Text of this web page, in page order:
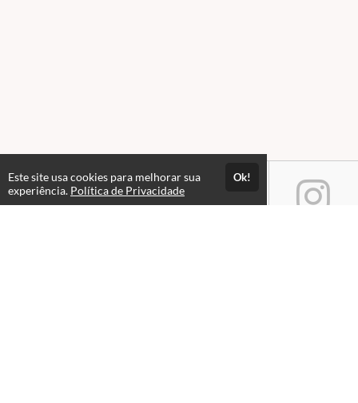
Este site usa cookies para melhorar sua
experiência. Política de Privacidade
Ok!